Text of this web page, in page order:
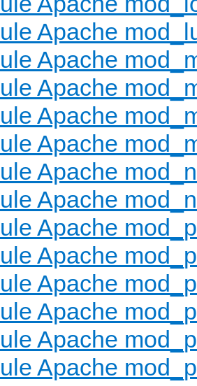
Apache
Apache
Apache
Apache
Apache
Apache
Apache
Apache
Apache
Apache
Apache
Apache
Apache